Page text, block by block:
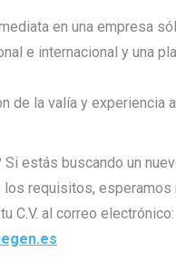
en una empresa
e internacional y una
de la valía y experiencia
estás buscando un
requisitos, esperamos
C.V. al correo electrónico: